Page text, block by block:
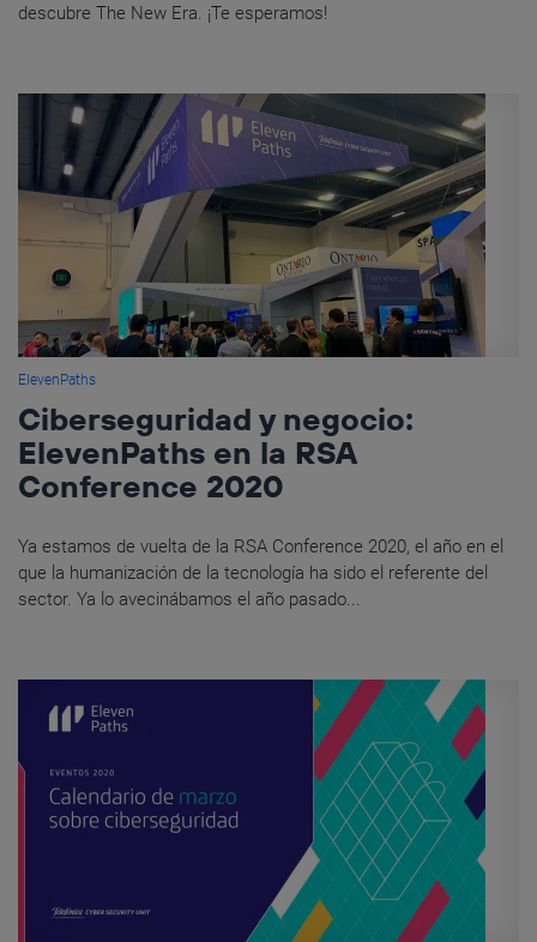
descubre The New Era. ¡Te esperamos!
ElevenPaths
Ciberseguridad y negocio:
ElevenPaths en la RSA
Conference 2020
Ya estamos de vuelta de la RSA Conference 2020, el año en el
que la humanización de la tecnología ha sido el referente del
sector. Ya lo avecinábamos el año pasado...